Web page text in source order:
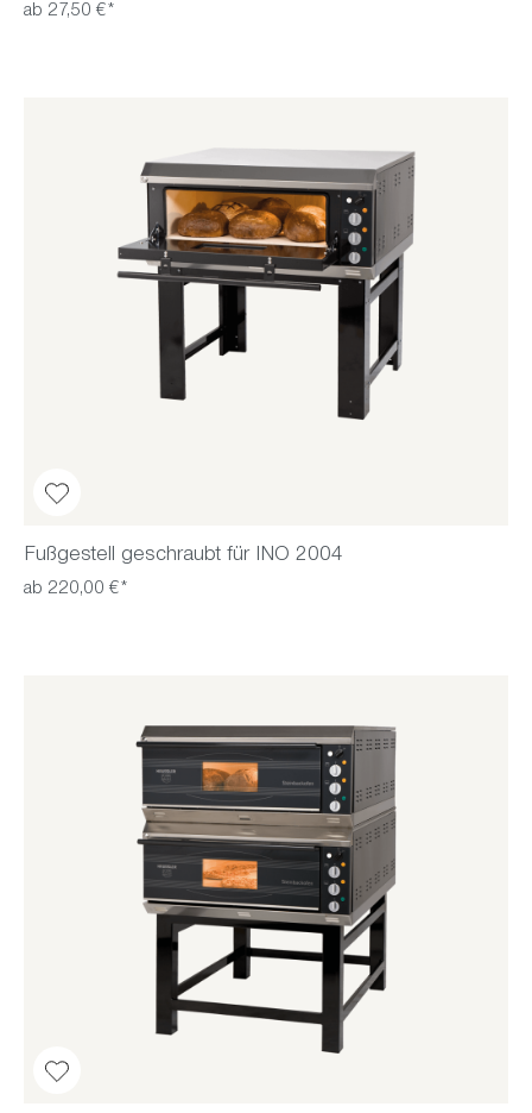
ab 27,50 €*
Fußgestell geschraubt für INO 2004
ab 220,00 €*